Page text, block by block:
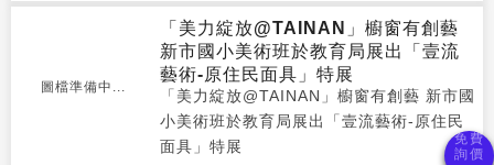
圖檔準備中...
「美力綻放@TAINAN」櫥窗有創藝
新市國小美術班於教育局展出「壹流
藝術-原住民面具」特展
「美力綻放@TAINAN」櫥窗有創藝 新市國
小美術班於教育局展出「壹流藝術-原住民
面具」特展